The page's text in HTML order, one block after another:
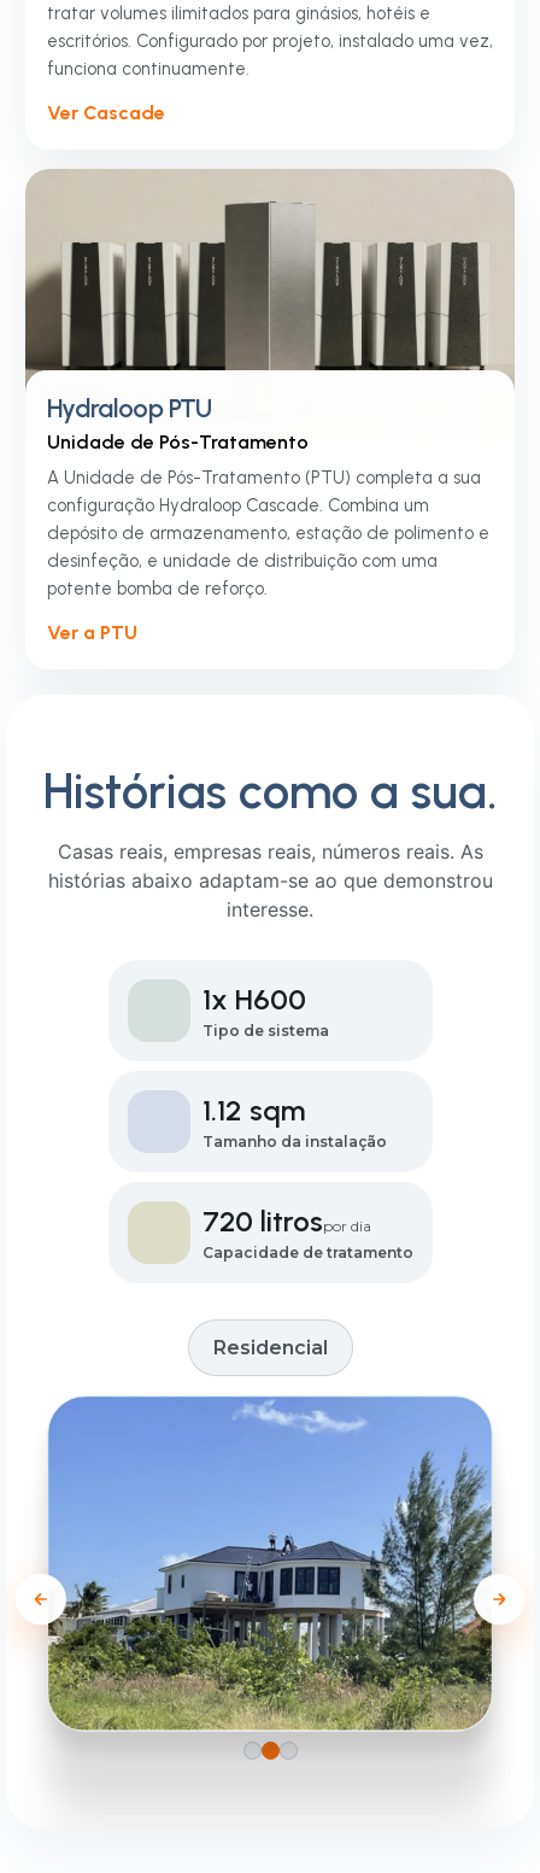
tratar volumes ilimitados para ginásios, hotéis e
escritórios. Configurado por projeto, instalado uma vez,
funciona continuamente.
Ver Cascade
Hydraloop PTU
Unidade de Pós-Tratamento
A Unidade de Pós-Tratamento (PTU) completa a sua
configuração Hydraloop Cascade. Combina um
depósito de armazenamento, estação de polimento e
desinfeção, e unidade de distribuição com uma
potente bomba de reforço.
Ver a PTU
Histórias como a sua.
Casas reais, empresas reais, números reais. As
histórias abaixo adaptam-se ao que demonstrou
interesse.
1x H600
Tipo de sistema
1.12 sqm
Tamanho da instalação
720 litrospor dia
Capacidade de tratamento
Residencial
A Casa Padalino.